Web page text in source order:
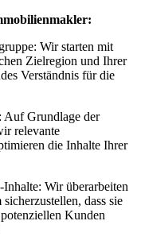
Wir starten mit
Zielregion und Ihrer
Verständnis für die
Auf Grundlage der
relevante
die Inhalte Ihrer
Wir überarbeiten
dass sie
Kunden